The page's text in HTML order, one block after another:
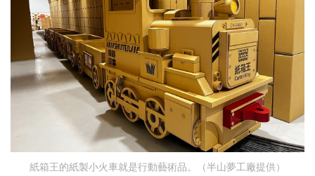
紙箱王的紙製小火車就是行動藝術品。（半山夢工廠提供）